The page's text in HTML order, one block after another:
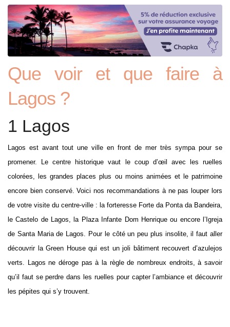
Que voir et que faire à
Lagos ?
1 Lagos
Lagos est avant tout une ville en front de mer très sympa pour se
promener. Le centre historique vaut le coup d’œil avec les ruelles
colorées, les grandes places plus ou moins animées et le patrimoine
encore bien conservé. Voici nos recommandations à ne pas louper lors
de votre visite du centre-ville : la forteresse Forte da Ponta da Bandeira,
le Castelo de Lagos, la Plaza Infante Dom Henrique ou encore l’Igreja
de Santa Maria de Lagos. Pour le côté un peu plus insolite, il faut aller
découvrir la Green House qui est un joli bâtiment recouvert d’azulejos
verts. Lagos ne déroge pas à la règle de nombreux endroits, à savoir
qu’il faut se perdre dans les ruelles pour capter l’ambiance et découvrir
les pépites qui s’y trouvent.